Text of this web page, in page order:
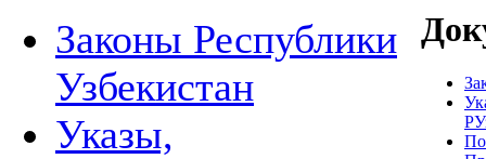
Законы Республики
Узбекистан
Указы,